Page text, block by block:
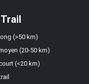
Trail
(>50 km)
(20-50 km)
(<20 km)